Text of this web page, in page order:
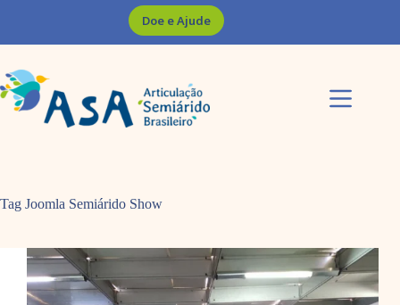
Doe e Ajude
Tag Joomla Semiárido Show